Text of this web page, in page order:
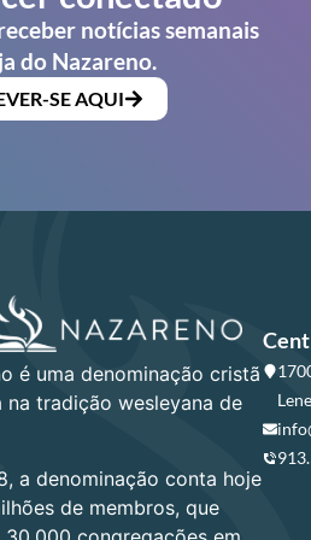
notícias semanais
do Nazareno.
SE AQUI
é uma denominação cristã
tradição wesleyana de
a denominação conta hoje
de membros, que